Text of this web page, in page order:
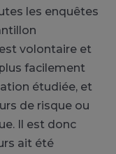
les enquêtes
volontaire et
facilement
étudiée, et
de risque ou
Il est donc
ait été